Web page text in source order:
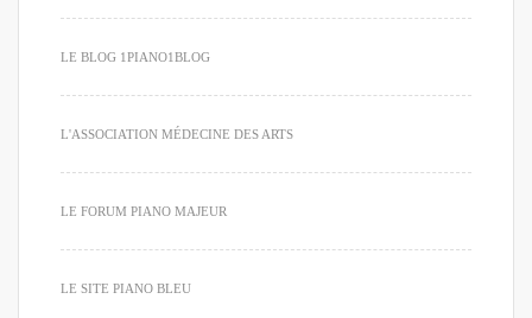
LE BLOG 1PIANO1BLOG
L'ASSOCIATION MÉDECINE DES ARTS
LE FORUM PIANO MAJEUR
LE SITE PIANO BLEU